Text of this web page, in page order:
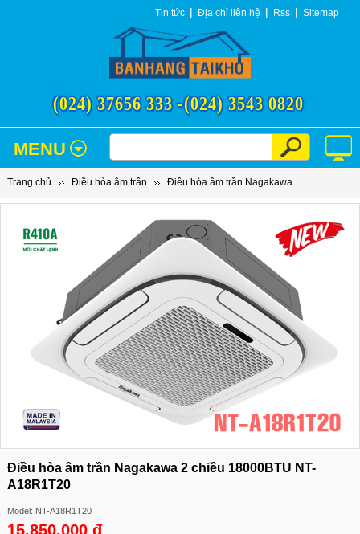
Tin tức Địa chỉ liên hệ Rss Sitemap
(024) 37656 333 -(024) 3543 0820
MENU
Trang chủ Điều hòa âm trần Điều hòa âm trần Nagakawa
Điều hòa âm trần Nagakawa 2 chiều 18000BTU NT-
A18R1T20
Model: NT-A18R1T20
15.850.000 đ